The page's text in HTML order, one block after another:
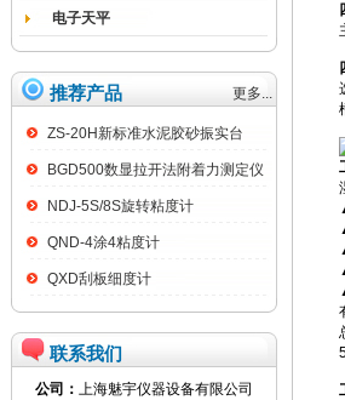
电子天平
推荐产品 更多...
ZS-20H新标准水泥胶砂振实台
BGD500数显拉开法附着力测定仪
NDJ-5S/8S旋转粘度计
QND-4涂4粘度计
QXD刮板细度计
联系我们
公司： 上海魅宇仪器设备有限公司